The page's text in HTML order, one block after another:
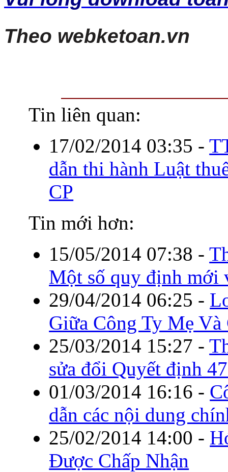
Theo webketoan.vn
Tin liên quan:
17/02/2014 03:35 -
dẫn thi hành Luật
CP
Tin mới hơn:
15/05/2014 07:38 -
Một số quy định mới
29/04/2014 06:25 -
Giữa Công Ty Mẹ
25/03/2014 15:27 -
sửa đổi Quyết định
01/03/2014 16:16 -
dẫn các nội dung
25/02/2014 14:00 -
Được Chấp Nhận